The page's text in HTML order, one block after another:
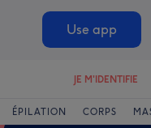
Use app
JE M'IDENTIFIE
ÉPILATION CORPS